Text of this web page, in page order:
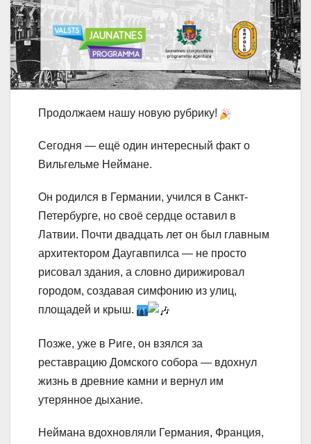
Продолжаем нашу новую рубрику!
Сегодня — ещё один интересный факт о
Вильгельме Неймане.
Он родился в Германии, учился в Санкт-
Петербурге, но своё сердце оставил в
Латвии. Почти двадцать лет он был главным
архитектором Даугавпилса — не просто
рисовал здания, а словно дирижировал
городом, создавая симфонию из улиц,
площадей и крыш.
Позже, уже в Риге, он взялся за
реставрацию Домского собора — вдохнул
жизнь в древние камни и вернул им
утерянное дыхание.
Неймана вдохновляли Германия, Франция,